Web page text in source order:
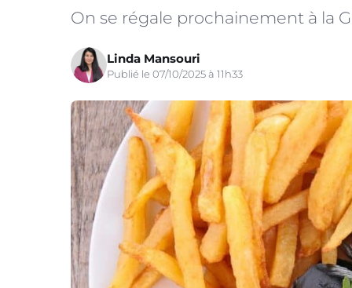
On se régale prochainement à la
Linda Mansouri
Publié le 07/10/2025 à 11h33